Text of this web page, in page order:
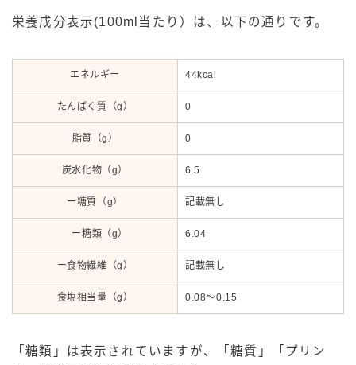
栄養成分表示(100ml当たり）は、以下の通りです。
エネルギー 44kcal
たんぱく質（g） 0
脂質（g） 0
炭水化物（g） 6.5
ー糖質（g） 記載無し
ー糖類（g） 6.04
ー食物繊維（g） 記載無し
食塩相当量（g） 0.08～0.15
「糖類」は表示されていますが、「糖質」「プリン